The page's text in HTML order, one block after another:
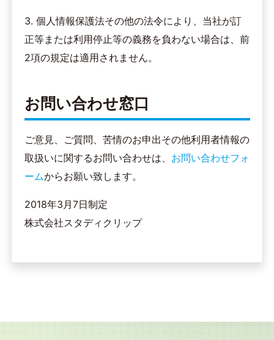
3. 個人情報保護法その他の法令により、当社が訂
正等または利用停止等の義務を負わない場合は、前
2項の規定は適用されません。
お問い合わせ窓口
ご意見、ご質問、苦情のお申出その他利用者情報の
取扱いに関するお問い合わせは、 お問い合わせフォ
ームからお願い致します。
2018年3月7日制定
株式会社スタディクリップ